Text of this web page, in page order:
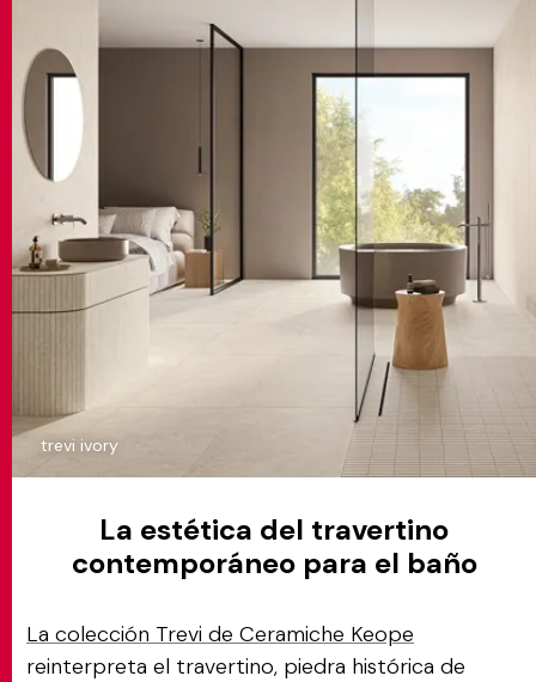
trevi ivory
La estética del travertino
contemporáneo para el baño
La colección Trevi de Ceramiche Keope
reinterpreta el travertino, piedra histórica de